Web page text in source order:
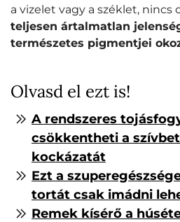
a vizelet vagy a széklet, nincs
teljesen ártalmatlan
természetes pigmentjei
Olvasd el ezt is!
A rendszeres
csökkentheti a
kockázatát
Ezt a
tortát csak imádni
Remek kísérő a